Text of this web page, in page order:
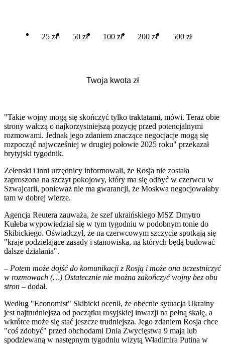
25 zł 50 zł 100 zł 200 zł 500 zł
"Takie wojny mogą się skończyć tylko traktatami, mówi. Teraz obie
strony walczą o najkorzystniejszą pozycję przed potencjalnymi
rozmowami. Jednak jego zdaniem znaczące negocjacje mogą się
rozpocząć najwcześniej w drugiej połowie 2025 roku" przekazał
brytyjski tygodnik.
Zełenski i inni urzędnicy informowali, że Rosja nie została
zaproszona na szczyt pokojowy, który ma się odbyć w czerwcu w
Szwajcarii, ponieważ nie ma gwarancji, że Moskwa negocjowałaby
tam w dobrej wierze.
Agencja Reutera zauważa, że szef ukraińskiego MSZ Dmytro
Kułeba wypowiedział się w tym tygodniu w podobnym tonie do
Skibickiego. Oświadczył, że na czerwcowym szczycie spotkają się
"kraje podzielające zasady i stanowiska, na których będą budować
dalsze działania".
– Potem może dojść do komunikacji z Rosją i może ona uczestniczyć
w rozmowach (…) Ostatecznie nie można zakończyć wojny bez obu
stron – dodał.
Według "Economist" Skibicki ocenił, że obecnie sytuacja Ukrainy
jest najtrudniejsza od początku rosyjskiej inwazji na pełną skalę, a
wkrótce może się stać jeszcze trudniejsza. Jego zdaniem Rosja chce
"coś zdobyć" przed obchodami Dnia Zwycięstwa 9 maja lub
spodziewaną w następnym tygodniu wizytą Władimira Putina w